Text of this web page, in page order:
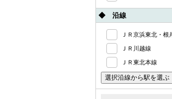
◆ 沿線
ＪＲ京浜東北・根
ＪＲ川越線
ＪＲ東北本線